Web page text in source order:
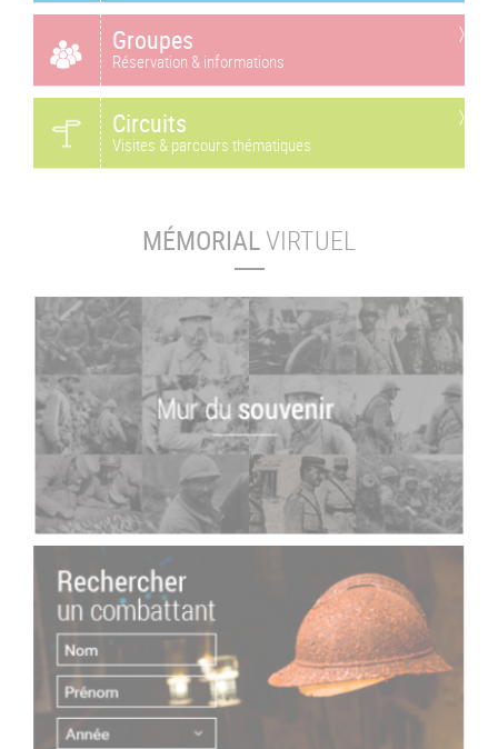
Groupes
Réservation & informations
Circuits
Visites & parcours thématiques
MÉMORIALVIRTUEL